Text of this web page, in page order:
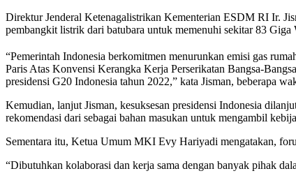
Direktur Jenderal Ketenagalistrikan Kementerian ESDM RI Ir.
pembangkit listrik dari batubara untuk memenuhi sekitar 83 Giga
“Pemerintah Indonesia berkomitmen menurunkan emisi gas
Paris Atas Konvensi Kerangka Kerja Perserikatan Bangsa-
presidensi G20 Indonesia tahun 2022,” kata Jisman, beberapa
Kemudian, lanjut Jisman, kesuksesan presidensi Indonesia
rekomendasi dari sebagai bahan masukan untuk mengambil
Sementara itu, Ketua Umum MKI Evy Hariyadi mengatakan,
“Dibutuhkan kolaborasi dan kerja sama dengan banyak pihak